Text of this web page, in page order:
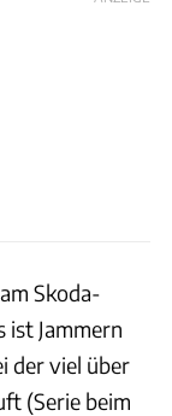
Skoda-
ist Jammern
der viel über
(Serie beim